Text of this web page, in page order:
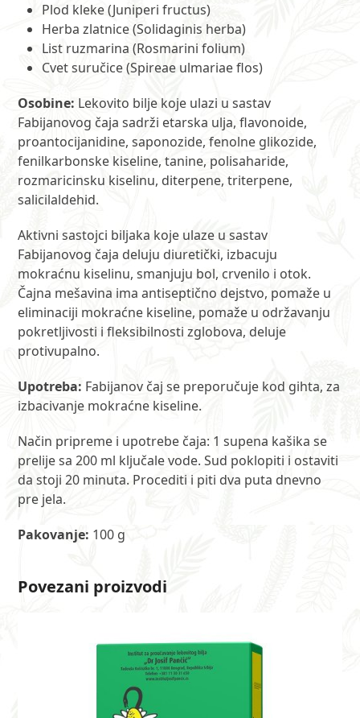
Plod kleke (Juniperi fructus)
Herba zlatnice (Solidaginis herba)
List ruzmarina (Rosmarini folium)
Cvet suručice (Spireae ulmariae flos)
Osobine: Lekovito bilje koje ulazi u sastav
Fabijanovog čaja sadrži etarska ulja, flavonoide,
proantocijanidine, saponozide, fenolne glikozide,
fenilkarbonske kiseline, tanine, polisaharide,
rozmaricinsku kiselinu, diterpene, triterpene,
salicilaldehid.
Aktivni sastojci biljaka koje ulaze u sastav
Fabijanovog čaja deluju diuretički, izbacuju
mokraćnu kiselinu, smanjuju bol, crvenilo i otok.
Čajna mešavina ima antiseptično dejstvo, pomaže u
eliminaciji mokraćne kiseline, pomaže u održavanju
pokretljivosti i fleksibilnosti zglobova, deluje
protivupalno.
Upotreba: Fabijanov čaj se preporučuje kod gihta, za
izbacivanje mokraćne kiseline.
Način pripreme i upotrebe čaja: 1 supena kašika se
prelije sa 200 ml ključale vode. Sud poklopiti i ostaviti
da stoji 20 minuta. Procediti i piti dva puta dnevno
pre jela.
Pakovanje: 100 g
Povezani proizvodi